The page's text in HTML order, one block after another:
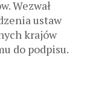
Wezwał
ustaw
krajów
do podpisu.